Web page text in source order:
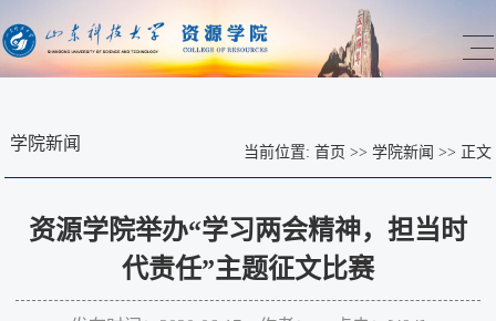
学院新闻 当前位置: 首页 >> 学院新闻 >> 正文
资源学院举办“学习两会精神，担当时
代责任”主题征文比赛